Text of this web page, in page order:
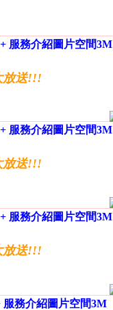
服務介紹圖片空間3M
放送!!!
服務介紹圖片空間3M
放送!!!
服務介紹圖片空間3M
放送!!!
服務介紹圖片空間3M